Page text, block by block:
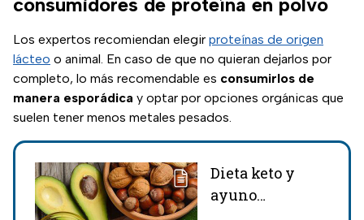
Los expertos recomiendan elegir proteínas de origen
lácteo o animal. En caso de que no quieran dejarlos por
completo, lo más recomendable es consumirlos de
manera esporádica y optar por opciones orgánicas que
suelen tener menos metales pesados.
Dieta keto y
ayuno